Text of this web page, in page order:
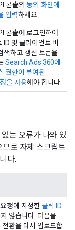
콘솔의 동의 화면에
입력하세요.
콘솔에 로그인하여
ID 및 클라이언트 비
색하고 갱신 토큰을
Search Ads 360에
권한이 부여된
을 사용해야 합니다.
는 오류가 나와 있
로 자체 스크립트
다.
요청에 지정한 클릭 ID
않습니다. 다음을
전환을 다시 업로드합